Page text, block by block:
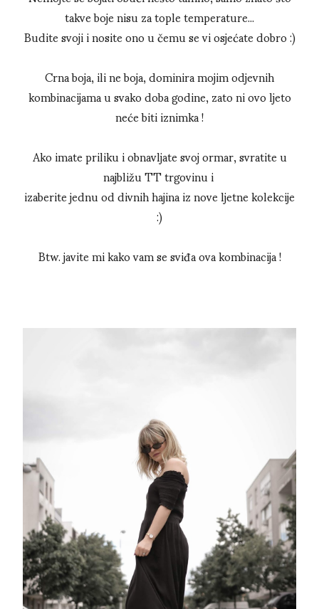
takve boje nisu za tople temperature...
Budite svoji i nosite ono u čemu se vi osjećate dobro :)
Crna boja, ili ne boja, dominira mojim odjevnih
kombinacijama u svako doba godine, zato ni ovo ljeto
neće biti iznimka !
Ako imate priliku i obnavljate svoj ormar, svratite u
najbližu TT trgovinu i
izaberite jednu od divnih hajina iz nove ljetne kolekcije
:)
Btw. javite mi kako vam se sviđa ova kombinacija !